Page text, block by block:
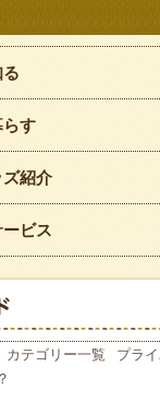
す
紹介
ビス
カテゴリー一覧 プラ